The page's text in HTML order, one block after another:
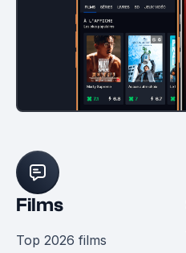
Films
Top 2026 films